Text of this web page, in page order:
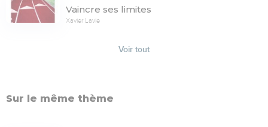
Vaincre ses limites
Xavier Lavie
Voir tout
Sur le même thème